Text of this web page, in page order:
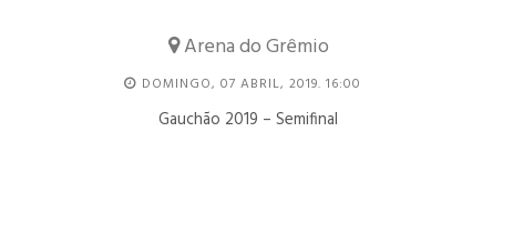
Arena do Grêmio
DOMINGO, 07 ABRIL, 2019. 16:00
Gauchão 2019 – Semifinal